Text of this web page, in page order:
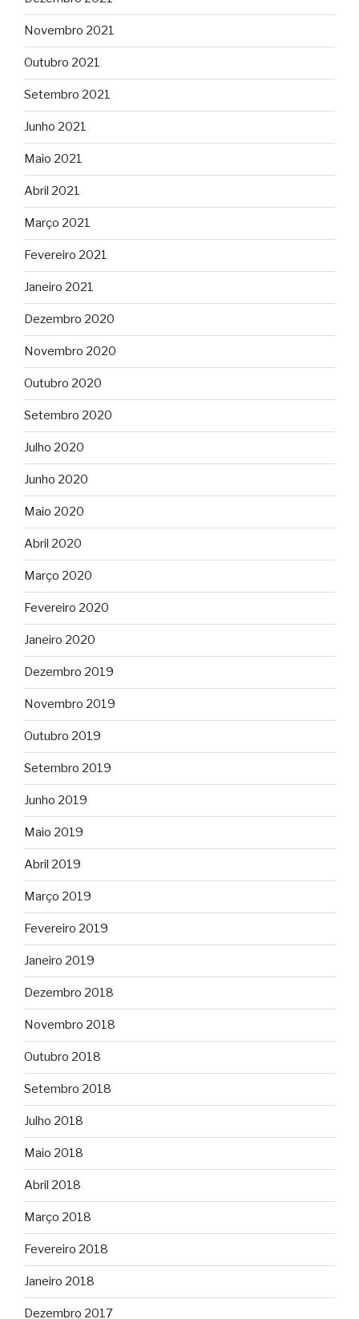
Novembro 2021
Outubro 2021
Setembro 2021
Junho 2021
Maio 2021
Abril 2021
Março 2021
Fevereiro 2021
Janeiro 2021
Dezembro 2020
Novembro 2020
Outubro 2020
Setembro 2020
Julho 2020
Junho 2020
Maio 2020
Abril 2020
Março 2020
Fevereiro 2020
Janeiro 2020
Dezembro 2019
Novembro 2019
Outubro 2019
Setembro 2019
Junho 2019
Maio 2019
Abril 2019
Março 2019
Fevereiro 2019
Janeiro 2019
Dezembro 2018
Novembro 2018
Outubro 2018
Setembro 2018
Julho 2018
Maio 2018
Abril 2018
Março 2018
Fevereiro 2018
Janeiro 2018
Dezembro 2017